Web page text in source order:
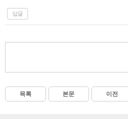
답글
목록 본문 이전